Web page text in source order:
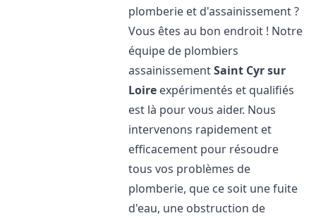
plomberie et d'assainissement ?
Vous êtes au bon endroit ! Notre
équipe de plombiers
assainissementSaint Cyr sur
Loire expérimentés et qualifiés
est là pour vous aider. Nous
intervenons rapidement et
efficacement pour résoudre
tous vos problèmes de
plomberie, que ce soit une fuite
d'eau, une obstruction de